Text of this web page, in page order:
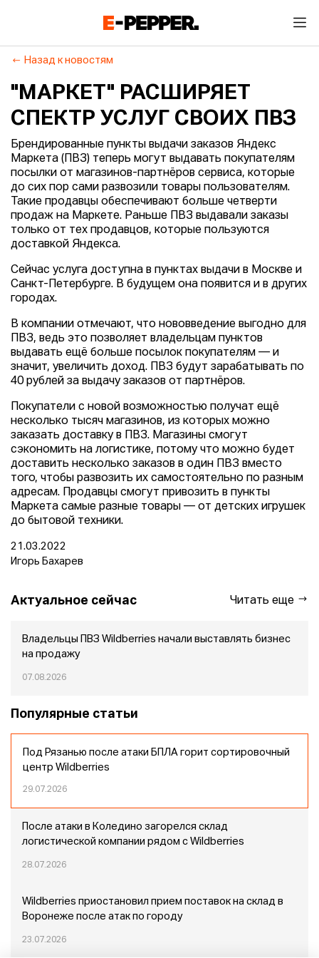
Назад к новостям
"МАРКЕТ" РАСШИРЯЕТ
СПЕКТР УСЛУГ СВОИХ ПВЗ
Брендированные пункты выдачи заказов Яндекс
Маркета (ПВЗ) теперь могут выдавать покупателям
посылки от магазинов-партнёров сервиса, которые
до сих пор сами развозили товары пользователям.
Такие продавцы обеспечивают больше четверти
продаж на Маркете. Раньше ПВЗ выдавали заказы
только от тех продавцов, которые пользуются
доставкой Яндекса.
Сейчас услуга доступна в пунктах выдачи в Москве и
Санкт-Петербурге. В будущем она появится и в других
городах.
В компании отмечают, что нововведение выгодно для
ПВЗ, ведь это позволяет владельцам пунктов
выдавать ещё больше посылок покупателям — и
значит, увеличить доход. ПВЗ будут зарабатывать по
40 рублей за выдачу заказов от партнёров.
Покупатели с новой возможностью получат ещё
несколько тысяч магазинов, из которых можно
заказать доставку в ПВЗ. Магазины смогут
сэкономить на логистике, потому что можно будет
доставить несколько заказов в один ПВЗ вместо
того, чтобы развозить их самостоятельно по разным
адресам. Продавцы смогут привозить в пункты
Маркета самые разные товары — от детских игрушек
до бытовой техники.
21.03.2022
Игорь Бахарев
Актуальное сейчас Читать еще
Владельцы ПВЗ Wildberries начали выставлять бизнес
на продажу
07.08.2026
Популярные статьи
Под Рязанью после атаки БПЛА горит сортировочный
центр Wildberries
29.07.2026
После атаки в Коледино загорелся склад
логистической компании рядом с Wildberries
28.07.2026
Wildberries приостановил прием поставок на склад в
Воронеже после атак по городу
23.07.2026